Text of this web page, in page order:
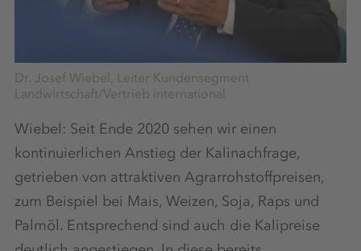
Dr. Josef Wiebel, Leiter Kundensegment
Landwirtschaft/Vertrieb international
Wiebel: Seit Ende 2020 sehen wir einen
kontinuierlichen Anstieg der Kalinachfrage,
getrieben von attraktiven Agrarrohstoffpreisen,
zum Beispiel bei Mais, Weizen, Soja, Raps und
Palmöl. Entsprechend sind auch die Kalipreise